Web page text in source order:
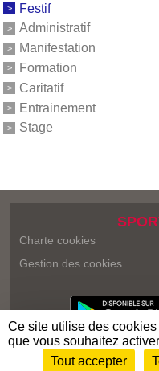
Festif
Administratif
Manifestation
Formation
Caritatif
Entrainement
Stage
Charte cookies
Gestion des cookies
Envie de participer ?
Ce site utilise des
que vous souhaitez activer
Tout accepter